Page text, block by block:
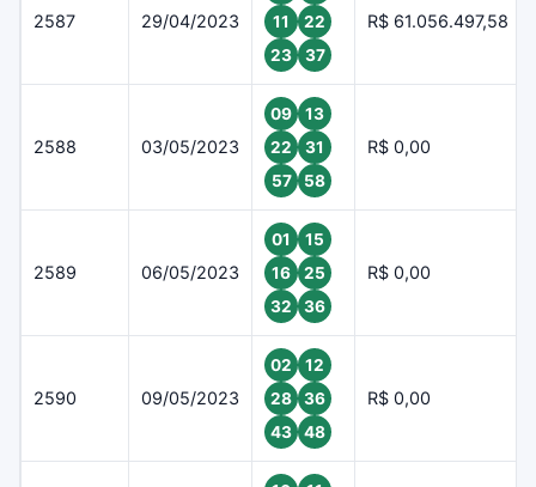
2587 29/04/2023
11
22
23
37
R$ 61.056.497,58
2588 03/05/2023
09
13
22
31
57
58
R$ 0,00
2589 06/05/2023
01
15
16
25
32
36
R$ 0,00
2590 09/05/2023
02
12
28
36
43
48
R$ 0,00